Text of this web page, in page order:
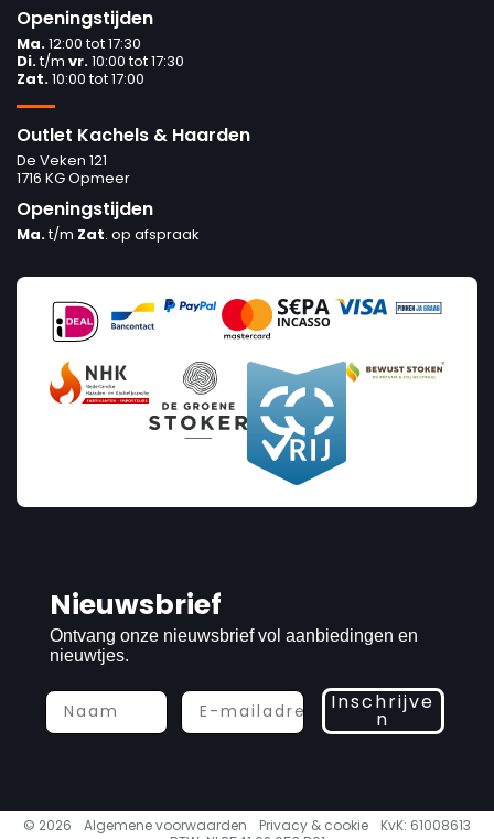
Openingstijden
Ma.12:00 tot 17:30
Di.t/m vr.10:00 tot 17:30
Zat.10:00 tot 17:00
Outlet Kachels & Haarden
De Veken 121
1716 KG Opmeer
Openingstijden
Ma.t/m Zat. op afspraak
Nieuwsbrief
Ontvang onze nieuwsbrief vol aanbiedingen en
nieuwtjes.
Inschrijve
n
© 2026 Algemene voorwaarden Privacy & cookie
KvK: 61008613